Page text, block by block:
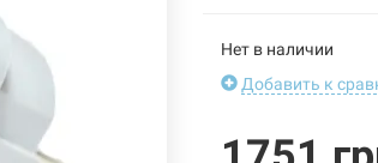
Нет в наличии
Добавить к